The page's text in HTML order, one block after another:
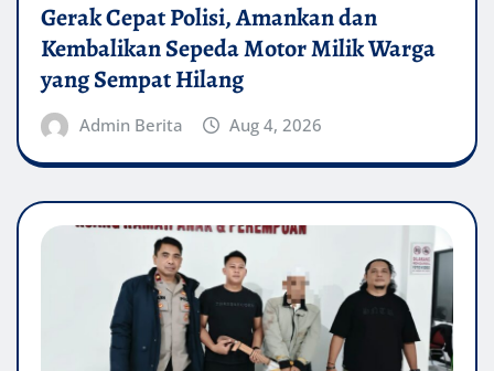
Gerak Cepat Polisi, Amankan dan
Kembalikan Sepeda Motor Milik Warga
yang Sempat Hilang
Admin Berita Aug 4, 2026